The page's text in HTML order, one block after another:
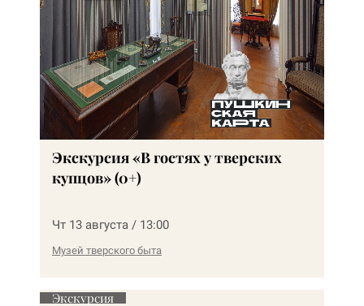
Экскурсия «В гостях у тверских
купцов» (0+)
Чт 13 августа / 13:00
Музей тверского быта
Экскурсия